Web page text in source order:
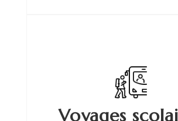
Voyages